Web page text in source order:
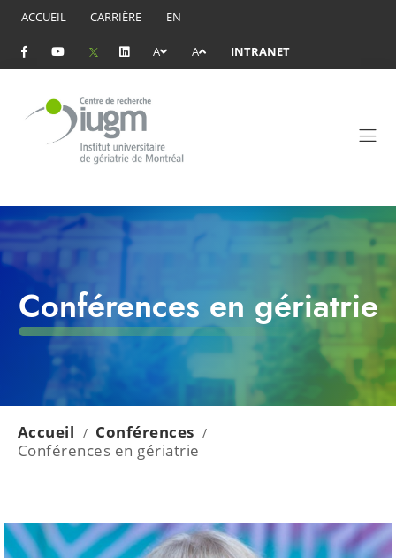
ACCUEIL CARRIÈRE EN
A A INTRANET
Conférences en gériatrie
Accueil / Conférences /
Conférences en gériatrie